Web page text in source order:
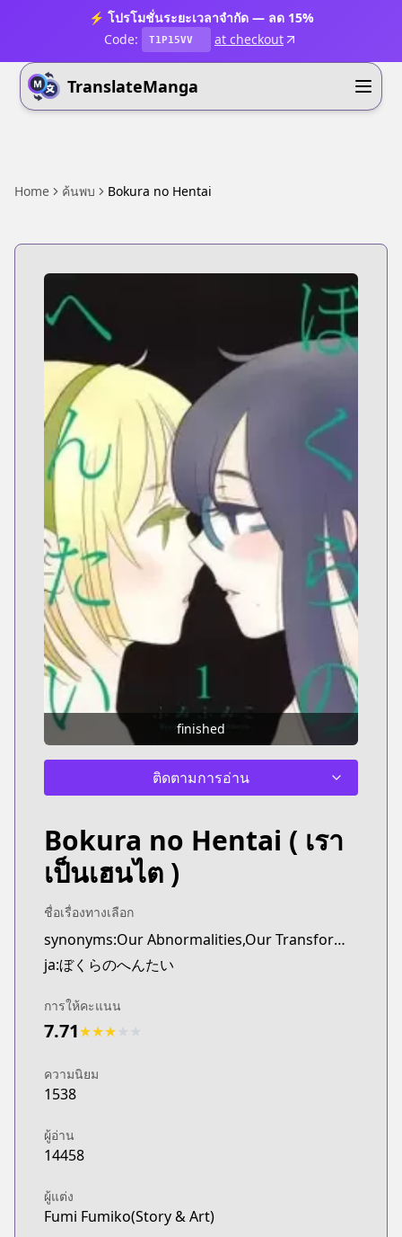
⚡ โปรโมชั่นระยะเวลาจำกัด — ลด 15%
Code:
T1P15VV at checkout
TranslateManga
Home ค้นพบ Bokura no Hentai
finished
ติดตามการอ่าน
Bokura no Hentai ( เรา
เป็นเฮนไต )
ชื่อเรื่องทางเลือก
synonyms:Our Abnormalities,Our Transformations
ja:ぼくらのへんたい
การให้คะแนน
7.71★★★
ความนิยม
1538
ผู้อ่าน
14458
ผู้แต่ง
Fumi Fumiko(Story & Art)